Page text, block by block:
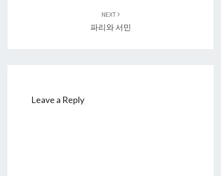
NEXT
파리와 서민
Leave a Reply